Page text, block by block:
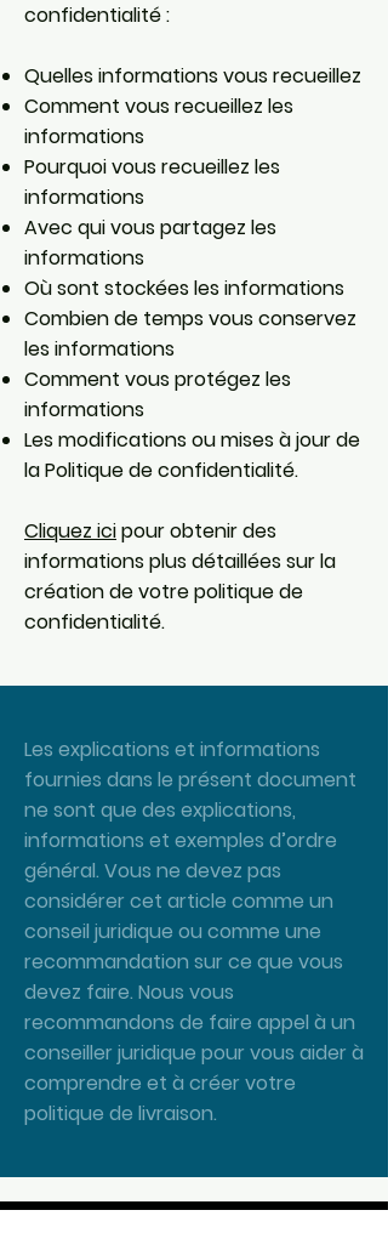
confidentialité :
Quelles informations vous recueillez
Comment vous recueillez les
informations
Pourquoi vous recueillez les
informations
Avec qui vous partagez les
informations
Où sont stockées les informations
Combien de temps vous conservez
les informations
Comment vous protégez les
informations
Les modifications ou mises à jour de
la Politique de confidentialité.
Cliquez icipour obtenir des
informations plus détaillées sur la
création de votre politique de
confidentialité.
Les explications et informations
fournies dans le présent document
ne sont que des explications,
informations et exemples d’ordre
général. Vous ne devez pas
considérer cet article comme un
conseil juridique ou comme une
recommandation sur ce que vous
devez faire. Nous vous
recommandons de faire appel à un
conseiller juridique pour vous aider à
comprendre et à créer votre
politique de livraison.